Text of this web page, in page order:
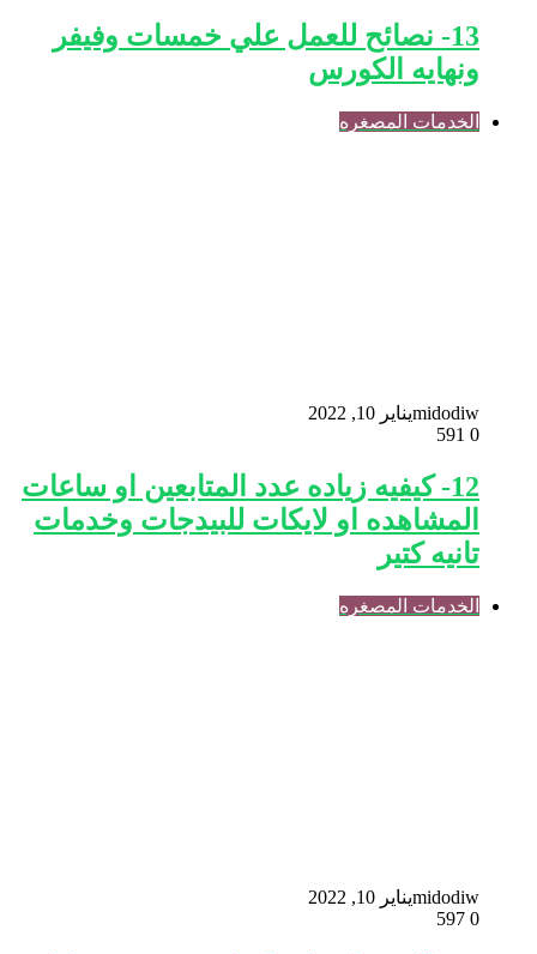
13- نصائح للعمل علي خمسات وفيفر
ونهايه الكورس
الخدمات المصغره
midodiwيناير 10, 2022
0
12- كيفيه زياده عدد المتابعين او ساعات
المشاهده او لايكات للبيدجات وخدمات
تانيه كتير
الخدمات المصغره
midodiwيناير 10, 2022
0